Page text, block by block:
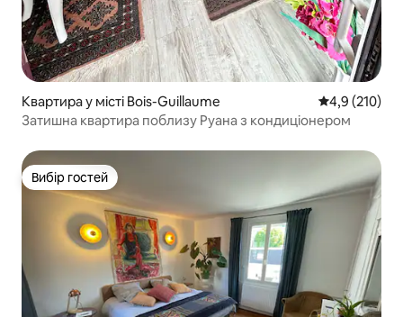
Квартира у місті Bois-Guillaume Середня
4,9 (210)
Затишна квартира поблизу Руана з кондиціонером
Вибір гостей
Вибір гостей